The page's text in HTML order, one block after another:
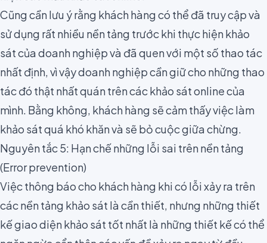
Cũng cần lưu ý rằng khách hàng có thể đã truy cập và
sử dụng rất nhiều nền tảng trước khi thực hiện khảo
sát của doanh nghiệp và đã quen với một số thao tác
nhất định, vì vậy doanh nghiệp cần giữ cho những thao
tác đó thật nhất quán trên các khảo sát online của
mình. Bằng không, khách hàng sẽ cảm thấy việc làm
khảo sát quá khó khăn và sẽ bỏ cuộc giữa chừng.
Nguyên tắc 5: Hạn chế những lỗi sai trên nền tảng
(Error prevention)
Việc thông báo cho khách hàng khi có lỗi xảy ra trên
các nền tảng khảo sát là cần thiết, nhưng những thiết
kế giao diện khảo sát tốt nhất là những thiết kếcó thể